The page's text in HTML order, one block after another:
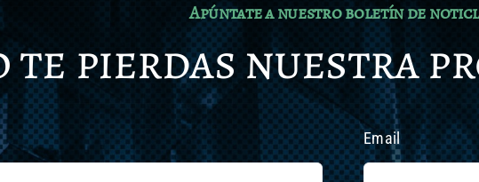
Apúntate a nuestro boletín de
te pierdas nuestra
Email